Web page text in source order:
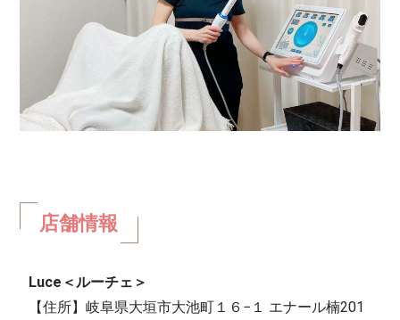
店舗情報
Luce＜ルーチェ＞
【住所】岐阜県大垣市大池町１６−１ エナール楠201